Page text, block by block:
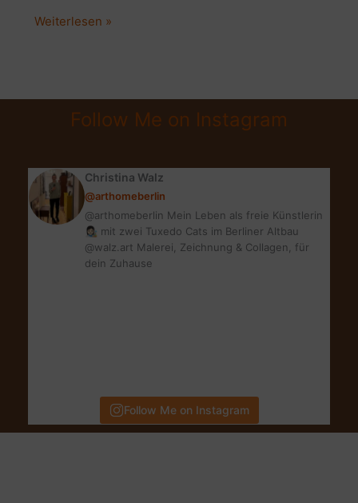
STYLEPEACOCK-
FRANKFURT
Weiterlesen »
Follow Me on Instagram
Christina Walz
@arthomeberlin
@arthomeberlin Mein Leben als freie Künstlerin
👩🏻‍🎨 mit zwei Tuxedo Cats im Berliner Altbau
@walz.art Malerei, Zeichnung & Collagen, für
dein Zuhause
Follow Me on Instagram